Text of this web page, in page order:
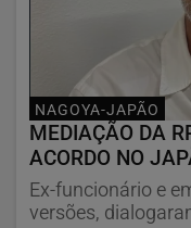
NAGOYA-JAPÃO
MEDIAÇÃO DA
ACORDO NO
Ex-funcionário e
versões,